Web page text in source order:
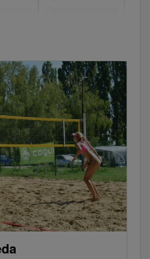
pałace, ruiny
Jazda konna
laserowe i paintball
Rafting, rafting, rafting
Cyklotrasy